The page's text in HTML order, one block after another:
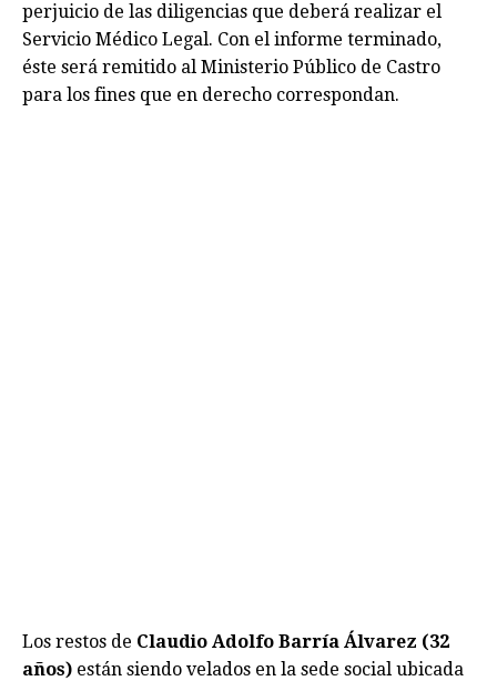
perjuicio de las diligencias que deberá realizar el
Servicio Médico Legal. Con el informe terminado,
éste será remitido al Ministerio Público de Castro
para los fines que en derecho correspondan.
Los restos de Claudio Adolfo Barría Álvarez (32
años) están siendo velados en la sede social ubicada